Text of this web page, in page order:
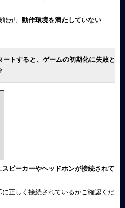
が、 動作環境を満たしていない
トすると、ゲームの初期化に失敗と
スピーカーやヘッドホンが接続されて
正しく接続されているかご確認くだ